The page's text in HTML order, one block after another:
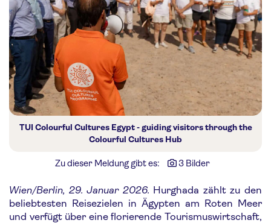
TUI Colourful Cultures Egypt - guiding visitors through the
Colourful Cultures Hub
Zu dieser Meldung gibt es: 3 Bilder
Wien/Berlin, 29. Januar 2026. Hurghada zählt zu den
beliebtesten Reisezielen in Ägypten am Roten Meer
und verfügt über eine florierende Tourismuswirtschaft,